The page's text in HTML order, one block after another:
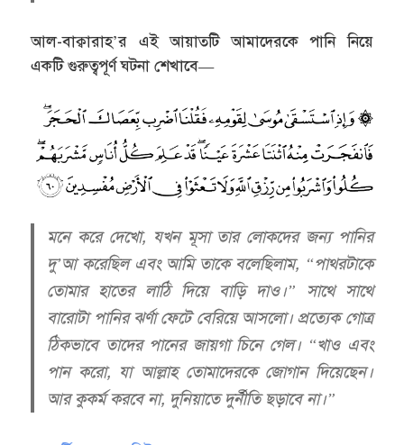
আল-বাক্বারাহ’র এই আয়াতটি আমাদেরকে পানি নিয়ে
একটি গুরুত্বপূর্ণ ঘটনা শেখাবে—
মনে করে দেখো, যখন মূসা তার লোকদের জন্য পানির
দু’আ করেছিল এবং আমি তাকে বলেছিলাম, “পাথরটাকে
তোমার হাতের লাঠি দিয়ে বাড়ি দাও।” সাথে সাথে
বারোটা পানির ঝর্ণা ফেটে বেরিয়ে আসলো। প্রত্যেক গোত্র
ঠিকভাবে তাদের পানের জায়গা চিনে গেল। “খাও এবং
পান করো, যা আল্লাহ তোমাদেরকে জোগান দিয়েছেন।
আর কুকর্ম করবে না, দুনিয়াতে দুর্নীতি ছড়াবে না।”